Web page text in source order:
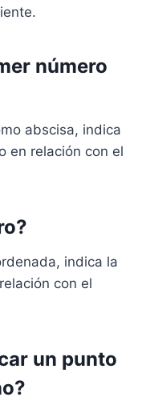
número
abscisa, indica
en relación con el
indica la
con el
un punto